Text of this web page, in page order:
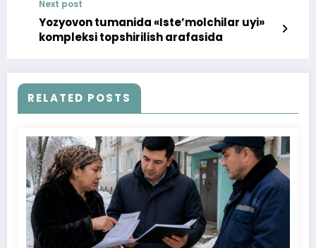
Next post
Yozyovon tumanida «Iste’molchilar uyi»
kompleksi topshirilish arafasida
RELATED POSTS